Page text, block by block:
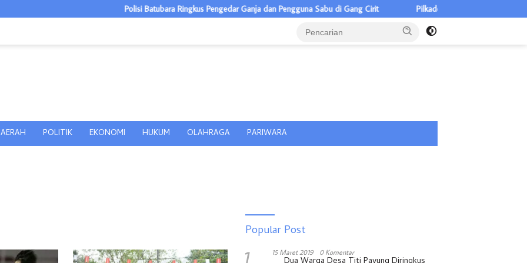
Polisi Batubara Ringkus Pengedar Ganja dan Pengguna Sabu di Gang Cirit Pilkades Pulau Rakyat Tua 5 Calon, Tiga
POLITIK EKONOMI HUKUM OLAHRAGA PARIWARA
Popular Post
15 Maret 2019 0 Komentar